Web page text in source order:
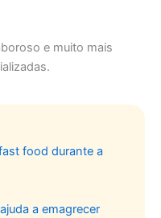
e muito mais
food durante a
a emagrecer